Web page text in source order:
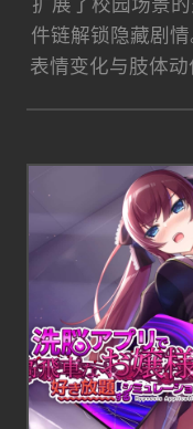
件链解锁隐藏剧情
表情变化与肢体动